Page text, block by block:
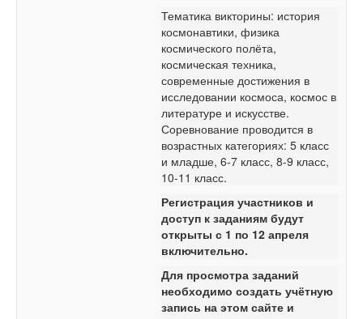
Тематика викторины: история
космонавтики, физика
космического полёта,
космическая техника,
современные достижения в
исследовании космоса, космос в
литературе и искусстве.
Соревнование проводится в
возрастных категориях: 5 класс
и младше, 6-7 класс, 8-9 класс,
10-11 класс.
Регистрация участников и
доступ к заданиям будут
открыты с 1 по 12 апреля
включительно.
Для просмотра заданий
необходимо создать учётную
запись на этом сайте и